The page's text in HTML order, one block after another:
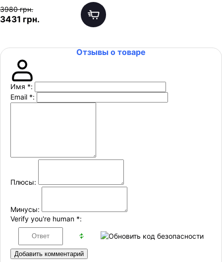
3980 грн.
3431 грн.
Отзывы о товаре
Имя *:
Email *:
Плюсы:
Минусы:
Verify you're human *:
Добавить комментарий